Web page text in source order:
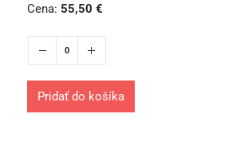
Cena: 55,50 €
Pridať do košíka